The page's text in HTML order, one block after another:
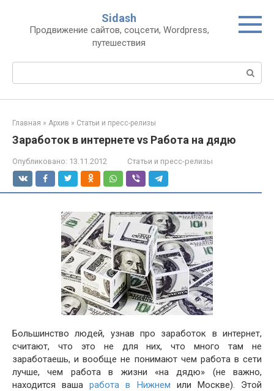
контенту
Sidash
Продвижение сайтов, соцсети, Wordpress,
путешествия
Главная » Архив » Статьи и пресс-релизы
Заработок в интернете vs Работа на дядю
Опубликовано: 13.11.2012 Статьи и пресс-релизы
Большинство людей, узнав про заработок в интернет,
считают, что это не для них, что много там не
заработаешь, и вообще не понимают чем работа в сети
лучше, чем работа в жизни «на дядю» (не важно,
находится вашаработа в Нижнем или Москве). Этой